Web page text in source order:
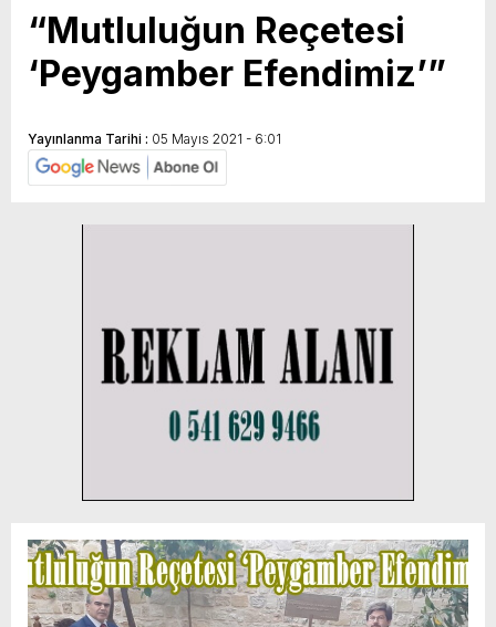
“Mutluluğun Reçetesi
‘Peygamber Efendimiz’”
Yayınlanma Tarihi : 05 Mayıs 2021 - 6:01